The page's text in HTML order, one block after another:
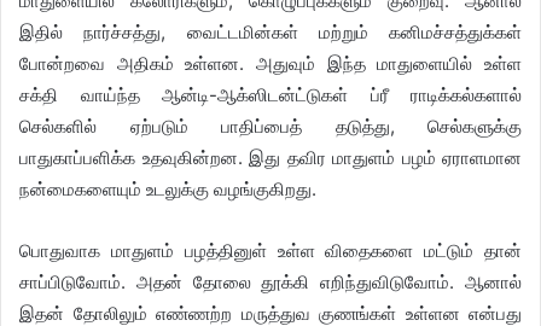
இதில் நார்ச்சத்து, வைட்டமின்கள் மற்றும் கனிமச்சத்துக்கள்
போன்றவை அதிகம் உள்ளன. அதுவும் இந்த மாதுளையில் உள்ள
சக்தி வாய்ந்த ஆன்டி-ஆக்ஸிடன்ட்டுகள் ப்ரீ ராடிக்கல்களால்
செல்களில் ஏற்படும் பாதிப்பைத் தடுத்து, செல்களுக்கு
பாதுகாப்பளிக்க உதவுகின்றன. இது தவிர மாதுளம் பழம் ஏராளமான
நன்மைகளையும் உடலுக்கு வழங்குகிறது.
பொதுவாக மாதுளம் பழத்தினுள் உள்ள விதைகளை மட்டும் தான்
சாப்பிடுவோம். அதன் தோலை தூக்கி எறிந்துவிடுவோம். ஆனால்
இதன் தோலிலும் எண்ணற்ற மருத்துவ குணங்கள் உள்ளன என்பது